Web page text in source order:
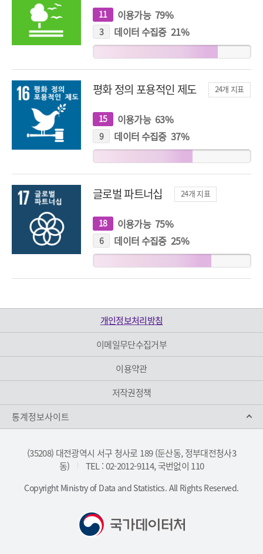
11개
지
표
이용가능 79%
3개
지
표
데이터 수집중 21%
평화 정의 포용적인 제도 24개 지표
15개
지
표
이용가능 63%
9개
지
표
데이터 수집중 37%
글로벌 파트너십 24개 지표
18개
지
표
이용가능 75%
6개
지
표
데이터 수집중 25%
개인정보처리방침
이메일무단수집거부
이용약관
저작권정책
통계정보사이트
(35208) 대전광역시 서구 청사로 189 (둔산동, 정부대전청사3
동)
TEL : 02-2012-9114, 국번없이 110
Copyright Ministry of Data and Statistics. All Rights Reserved.